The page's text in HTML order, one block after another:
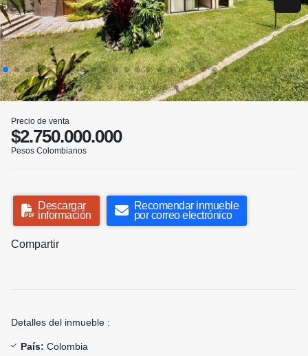
Precio de venta
$2.750.000.000
Pesos Colombianos
Descargar
información
Recomendar inmueble
por correo electrónico
Compartir
Detalles del inmueble :
País: Colombia